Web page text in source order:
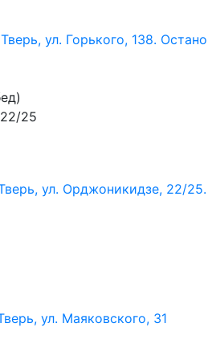
Тверь, ул. Горького, 138.
22/25
ул. Орджоникидзе, 22/
ул. Маяковского, 31